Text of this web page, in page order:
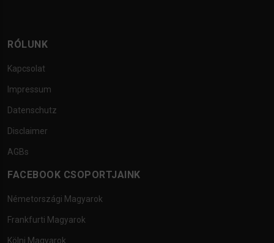
RÓLUNK
Kapcsolat
Impressum
Datenschutz
Disclaimer
AGBs
FACEBOOK CSOPORTJAINK
Németországi Magyarok
Frankfurti Magyarok
Kölni Magyarok